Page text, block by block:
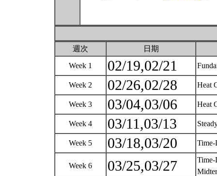
週次 日期
Week 1 02/19,02/21
Week 2 02/26,02/28 Heat
Week 3 03/04,03/06 Heat
Week 4 03/11,03/13
Week 5 03/18,03/20 Time-
Week 6 03/25,03/27
Time-